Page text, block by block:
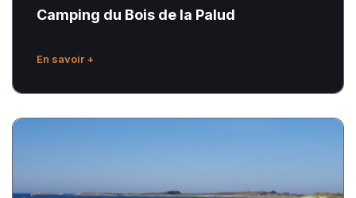
Camping du Bois de la Palud
En savoir +
Les